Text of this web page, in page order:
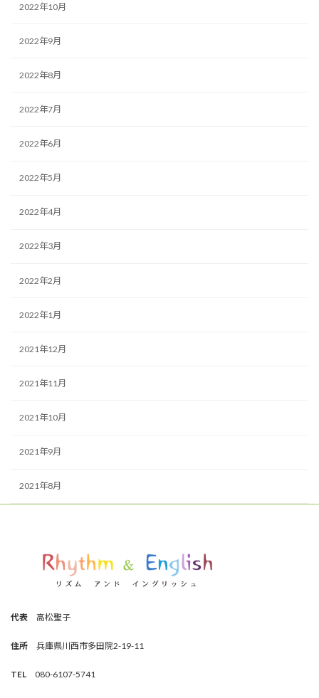
2022年10月
2022年9月
2022年8月
2022年7月
2022年6月
2022年5月
2022年4月
2022年3月
2022年2月
2022年1月
2021年12月
2021年11月
2021年10月
2021年9月
2021年8月
代表 高松聖子
住所 兵庫県川西市多田院2-19-11
TEL 080-6107-5741